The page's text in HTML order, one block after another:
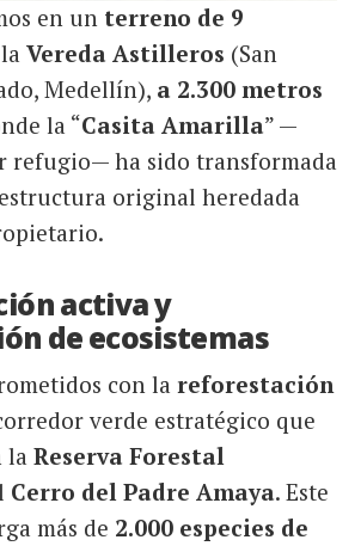
en un terreno de 9
Vereda Astilleros (San
Medellín), a 2.300 metros
la “Casita Amarilla” —
refugio— ha sido transformada
original heredada
activa y
de ecosistemas
con la reforestación
verde estratégico que
la Reserva Forestal
Cerro del Padre Amaya. Este
más de 2.000 especies de